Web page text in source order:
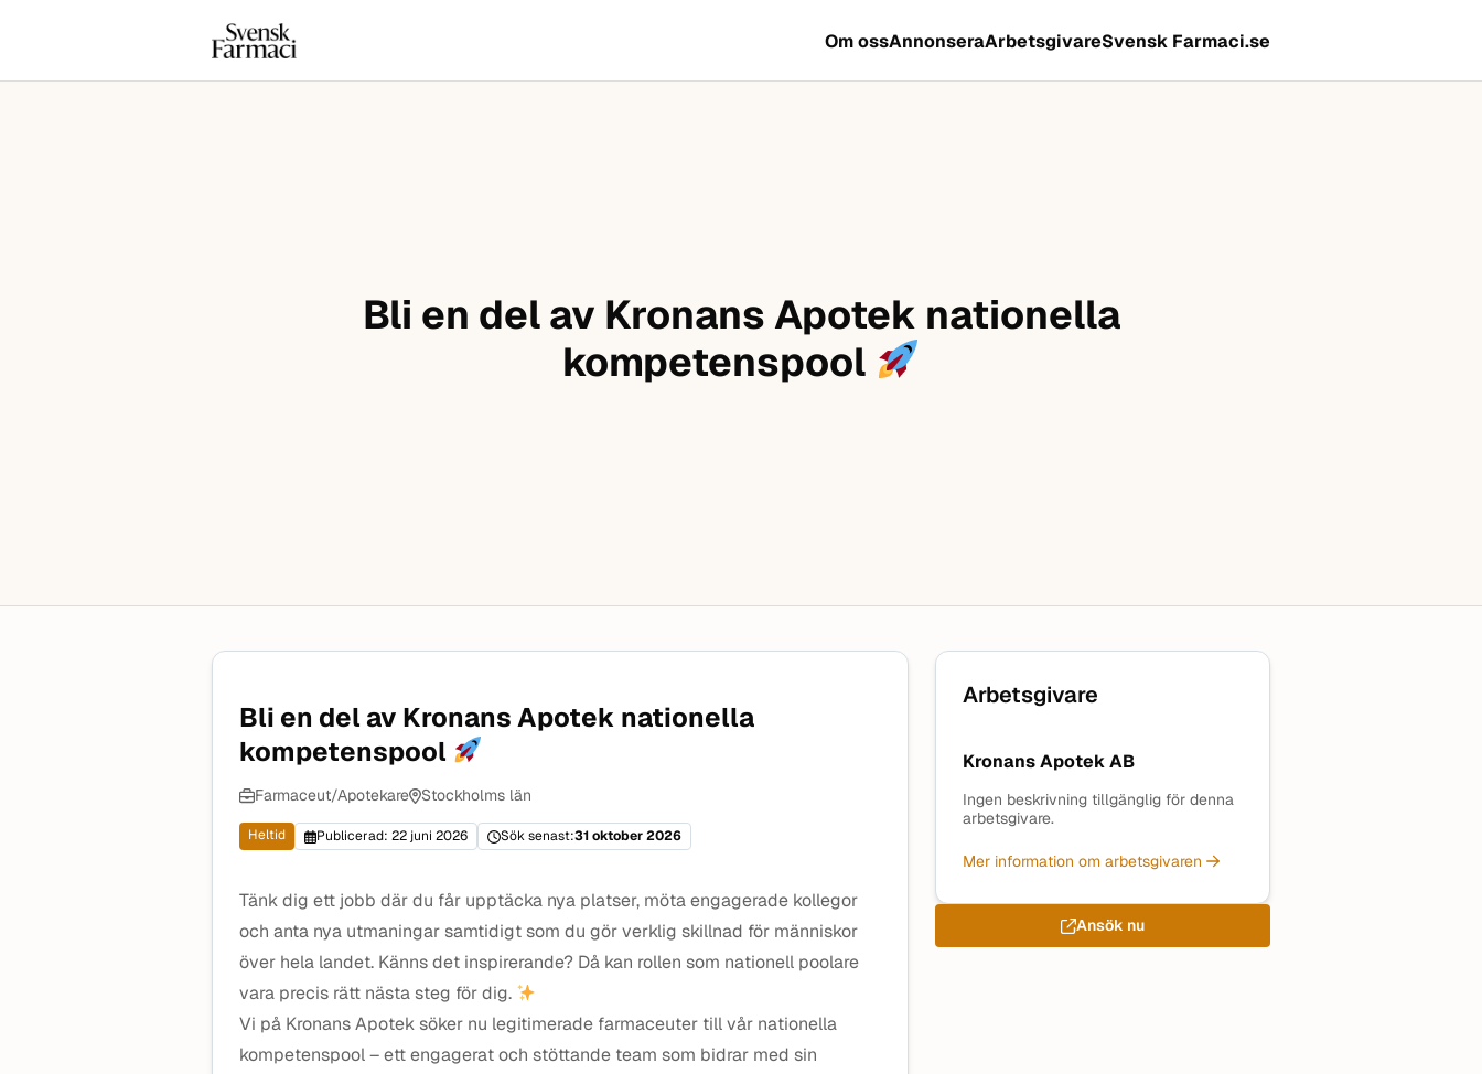
Hoppa till innehåll
Svensk farmaci Om ossAnnonseraArbetsgivareSvensk Farmaci.se
Bli en del av Kronans Apotek nationella
kompetenspool
Bli en del av Kronans Apotek nationella
kompetenspool
Farmaceut/Apotekare Stockholms län
Heltid Publicerad: 22 juni 2026 Sök senast:31 oktober 2026
Tänk dig ett jobb där du får upptäcka nya platser, möta engagerade kollegor
och anta nya utmaningar samtidigt som du gör verklig skillnad för människor
över hela landet. Känns det inspirerande? Då kan rollen som nationell poolare
vara precis rätt nästa steg för dig.
Vi på Kronans Apotek söker nu legitimerade farmaceuter till vår nationella
kompetenspool – ett engagerat och stöttande team som bidrar med sin
Arbetsgivare
Kronans Apotek AB
Ingen beskrivning tillgänglig för denna
arbetsgivare.
Mer information om arbetsgivaren
Ansök nu